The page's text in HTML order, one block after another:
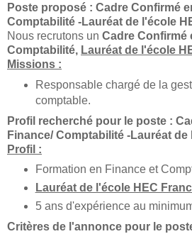
Poste proposé : Cadre Confirmé
Comptabilité -Lauréat de l'école
Nous recrutons un Cadre Confirmé
Comptabilité, Lauréat de l'école
Missions :
Responsable chargé de la
comptable.
Profil recherché pour le poste :
Finance/ Comptabilité -Lauréat
Profil :
Formation en Finance et
Lauréat de l'école HEC
5 ans d'expérience au
Critères de l'annonce pour le